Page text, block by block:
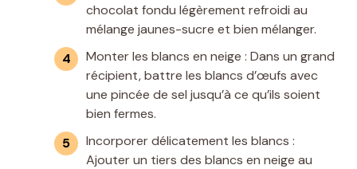
chocolat fondu légèrement refroidi au
mélange jaunes-sucre et bien mélanger.
Monter les blancs en neige : Dans un grand
récipient, battre les blancs d’œufs avec
une pincée de sel jusqu’à ce qu’ils soient
bien fermes.
Incorporer délicatement les blancs :
Ajouter un tiers des blancs en neige au